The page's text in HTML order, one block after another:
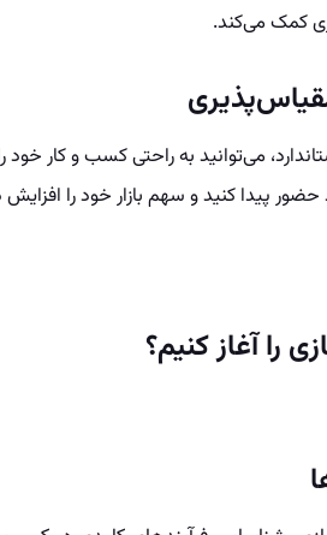
کمک می‌کند.
می‌توانید به راحتی کسب و کار
حضور پیدا کنید و سهم بازار خود را
را آغاز کنیم؟